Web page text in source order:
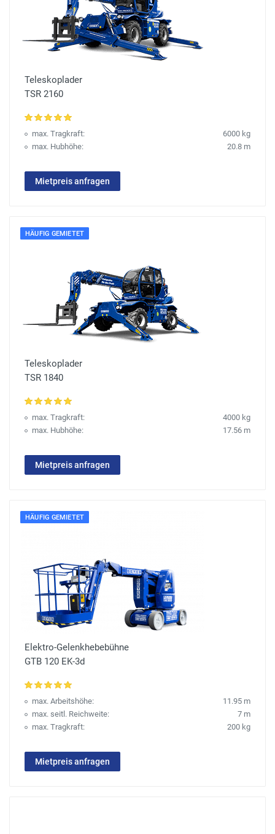
Teleskoplader
TSR 2160
max. Tragkraft:
6000 kg
max. Hubhöhe:
20.8 m
Mietpreis anfragen
HÄUFIG GEMIETET
Teleskoplader
TSR 1840
max. Tragkraft:
4000 kg
max. Hubhöhe:
17.56 m
Mietpreis anfragen
HÄUFIG GEMIETET
Elektro-Gelenkhebebühne
GTB 120 EK-3d
max. Arbeitshöhe:
11.95 m
max. seitl. Reichweite:
7 m
max. Tragkraft:
200 kg
Mietpreis anfragen